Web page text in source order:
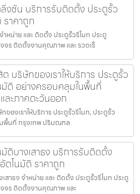
งชัน บริการรับติดตั้ง ประตูรั้ว
าคาถูก
หน่าย และ ติดตั้ง ประตูรั้วรีโมท ประตู
ร ติดตั้งงานคุณภาพ และ รวดเร็
บริษัทของเราให้บริการ ประตูรั้ว
มัติ อย่างครอบคลุมในพื้นที่
ะภาคตะวันออก
องเราให้บริการ ประตูรั้วรีโมท, ประตูรั้ว
พื้นที่ กรุงเทพ ปริมณฑล
ติบางเสาธง บริการรับติดตั้ง
ตโนมัติ ราคาถูก
าธง จำหน่าย และ ติดตั้ง ประตูรั้วรีโมท ประตู
จร ติดตั้งงานคุณภาพ และ